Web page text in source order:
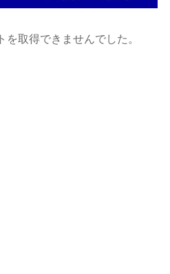
取得できませんでした。